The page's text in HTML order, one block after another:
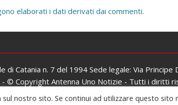
elaborati i dati derivati dai commenti.
di Catania n. 7 del 1994 Sede legale: Via
© Copyright Antenna Uno Notizie - Tutti i diritti
al ROC: n. 26979 del 06/02/2017
nostro sito. Se continui ad utilizzare questo sito